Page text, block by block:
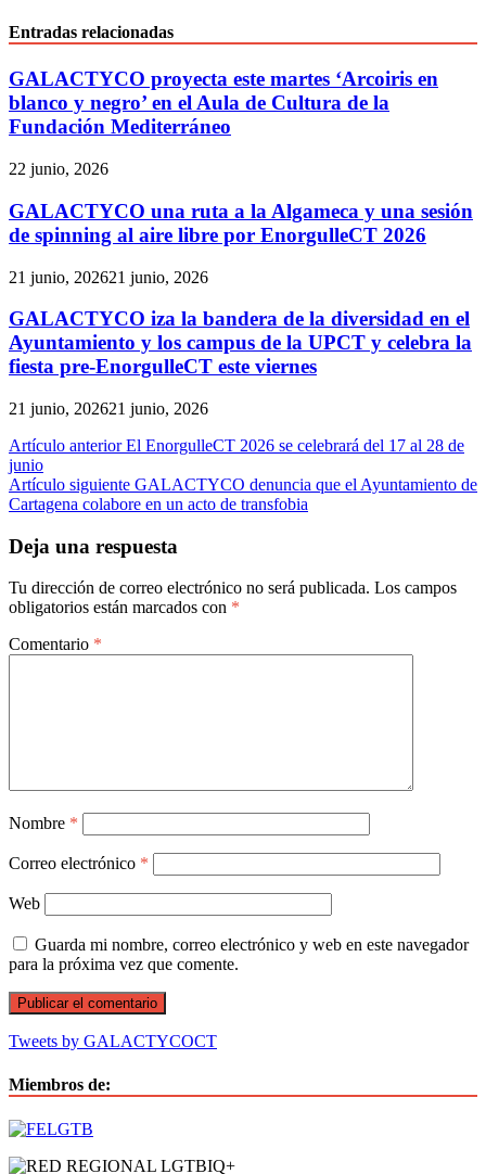
Entradas relacionadas
GALACTYCO proyecta este martes ‘Arcoiris en
blanco y negro’ en el Aula de Cultura de la
Fundación Mediterráneo
22 junio, 2026
GALACTYCO una ruta a la Algameca y una sesión
de spinning al aire libre por EnorgulleCT 2026
21 junio, 202621 junio, 2026
GALACTYCO iza la bandera de la diversidad en el
Ayuntamiento y los campus de la UPCT y celebra la
fiesta pre-EnorgulleCT este viernes
21 junio, 202621 junio, 2026
Navegación
de
entradas
Artículo anterior El EnorgulleCT 2026 se celebrará del 17 al 28 de
junio
Artículo siguiente GALACTYCO denuncia que el Ayuntamiento de
Cartagena colabore en un acto de transfobia
Deja una respuesta
Tu dirección de correo electrónico no será publicada. Los campos
obligatorios están marcados con *
Comentario *
Nombre *
Correo electrónico *
Web
Guarda mi nombre, correo electrónico y web en este navegador
para la próxima vez que comente.
Tweets by GALACTYCOCT
Miembros de: